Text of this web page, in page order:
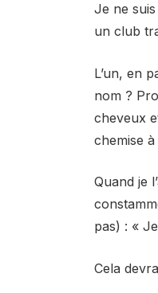
Je ne
un club
L’un, en
nom ?
cheveux
chemise
Quand je
pas) : «
Cela